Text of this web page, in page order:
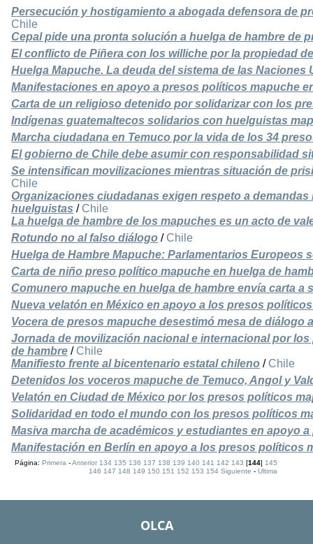
Persecución y hostigamiento a abogada defensora de
Chile
Cepal pide una pronta solución a huelga de hambre de
El conflicto de Piñera con los williche por la propiedad
Huelga Mapuche. La deuda del sistema de las Naciones
Manifestaciones en apoyo a presos políticos mapuche
Carta de un religioso detenido por solidarizar con los
Indígenas guatemaltecos solidarios con huelguistas
Marcha ciudadana en Temuco por la vida de los 34
El gobierno de Chile debe asumir con responsabilidad
Se intensifican movilizaciones mientras situación de
Chile
Organizaciones ciudadanas exigen respeto a
huelguistas / Chile
La huelga de hambre de los mapuches es un acto de
Rotundo no al falso diálogo / Chile
Huelga de Hambre Mapuche: Parlamentarios Europeos
Carta de niño preso político mapuche en huelga de
Comunero mapuche en huelga de hambre envía carta a
Nueva velatón en México en apoyo a los presos
Vocera de presos mapuche desestimó mesa de diálogo
Jornada de movilización nacional e internacional por
de hambre / Chile
Manifiesto frente al bicentenario estatal chileno / Chile
Detenidos los voceros mapuche de Temuco, Angol y
Velatón en Ciudad de México por los presos políticos
Solidaridad en todo el mundo con los presos políticos
Masiva marcha de académicos y estudiantes en apoyo
Manifestación en Berlín en apoyo a los presos políticos
Página:Primera -Anterior 134 135 136 137 138 139 140 141 142 143 [144]145
146 147 148 149 150 151 152 153 154 Siguiente -Ultima
OLCA